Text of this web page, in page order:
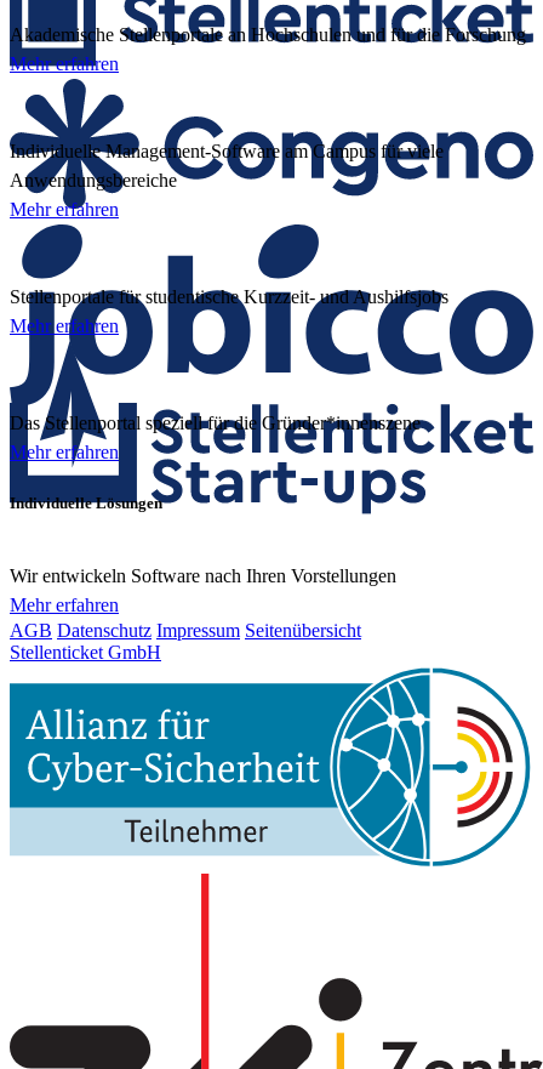
Akademische Stellenportale an Hochschulen und für die Forschung
Mehr erfahren
Individuelle Management-Software am Campus für viele
Anwendungsbereiche
Mehr erfahren
Stellenportale für studentische Kurzzeit- und Aushilfsjobs
Mehr erfahren
Das Stellenportal speziell für die Gründer*innenszene
Mehr erfahren
Individuelle Lösungen
Wir entwickeln Software nach Ihren Vorstellungen
Mehr erfahren
AGB Datenschutz Impressum Seitenübersicht
Stellenticket GmbH